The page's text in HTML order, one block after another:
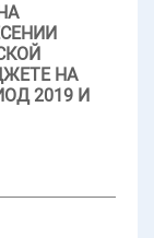
НА
2019 И